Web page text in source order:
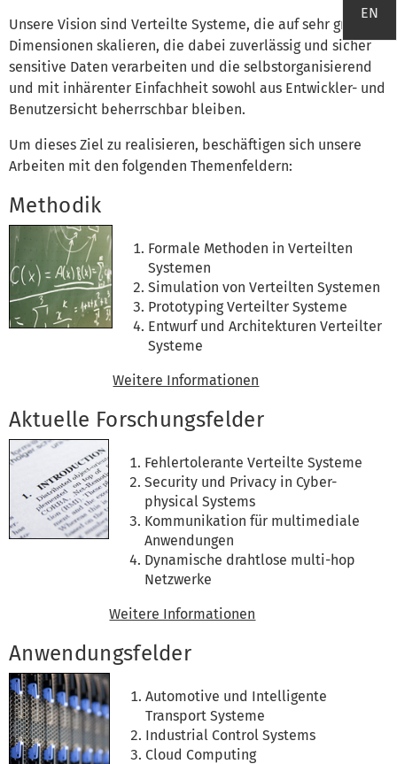
EN
Unsere Vision sind Verteilte Systeme, die auf sehr große
Dimensionen skalieren, die dabei zuverlässig und sicher
sensitive Daten verarbeiten und die selbstorganisierend
und mit inhärenter Einfachheit sowohl aus Entwickler- und
Benutzersicht beherrschbar bleiben.
Um dieses Ziel zu realisieren, beschäftigen sich unsere
Arbeiten mit den folgenden Themenfeldern:
Methodik
Formale Methoden in Verteilten
Systemen
Simulation von Verteilten Systemen
Prototyping Verteilter Systeme
Entwurf und Architekturen Verteilter
Systeme
Weitere Informationen
Aktuelle Forschungsfelder
Fehlertolerante Verteilte Systeme
Security und Privacy in Cyber-
physical Systems
Kommunikation für multimediale
Anwendungen
Dynamische drahtlose multi-hop
Netzwerke
Weitere Informationen
Anwendungsfelder
Automotive und Intelligente
Transport Systeme
Industrial Control Systems
Cloud Computing